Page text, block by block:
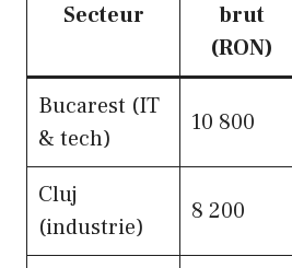
Secteur
brut
(RON)
Bucarest (IT
& tech)
10 800
Cluj
(industrie)
8 200